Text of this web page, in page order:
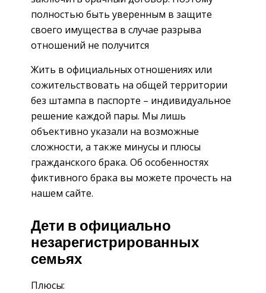
полностью быть уверенным в защите
своего имущества в случае разрыва
отношений не получится
Жить в официальных отношениях или
сожительствовать на общей территории
без штампа в паспорте – индивидуальное
решение каждой пары. Мы лишь
объективно указали на возможные
сложности, а также минусы и плюсы
гражданского брака. Об особенностях
фиктивного брака вы можете прочесть на
нашем сайте.
Дети в официально
незарегистрированных
семьях
Плюсы: